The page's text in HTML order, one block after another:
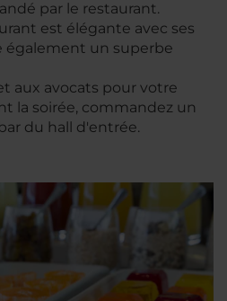
par le restaurant.
est élégante avec ses
également un superbe
aux avocats pour votre
la soirée, commandez un
du hall d'entrée.